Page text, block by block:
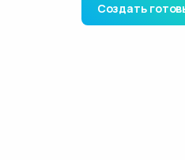
Создать